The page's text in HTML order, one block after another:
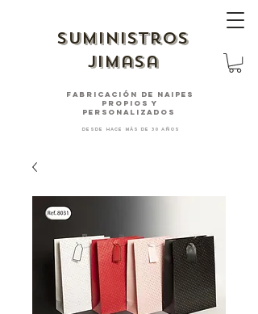
suministros
jimasa
fabricación de naipes
PROPIOS Y
PERSONALIZADOS
desde hace más de 30 años